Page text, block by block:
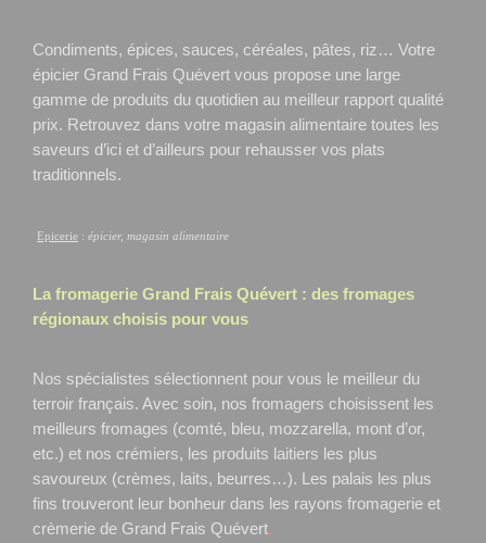
Condiments, épices, sauces, céréales, pâtes, riz… Votre
épicier Grand Frais Quévert vous propose une large
gamme de produits du quotidien au meilleur rapport qualité
prix. Retrouvez dans votre magasin alimentaire toutes les
saveurs d’ici et d’ailleurs pour rehausser vos plats
traditionnels.
Epicerie : épicier, magasin alimentaire
La fromagerie Grand Frais Quévert : des fromages
régionaux choisis pour vous
Nos spécialistes sélectionnent pour vous le meilleur du
terroir français. Avec soin, nos fromagers choisissent les
meilleurs fromages (comté, bleu, mozzarella, mont d’or,
etc.) et nos crémiers, les produits laitiers les plus
savoureux (crèmes, laits, beurres…). Les palais les plus
fins trouveront leur bonheur dans les rayons fromagerie et
crèmerie de Grand Frais Quévert.